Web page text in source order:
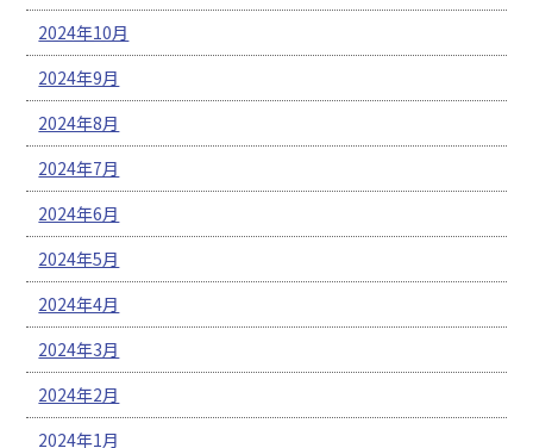
2024年10月
2024年9月
2024年8月
2024年7月
2024年6月
2024年5月
2024年4月
2024年3月
2024年2月
2024年1月